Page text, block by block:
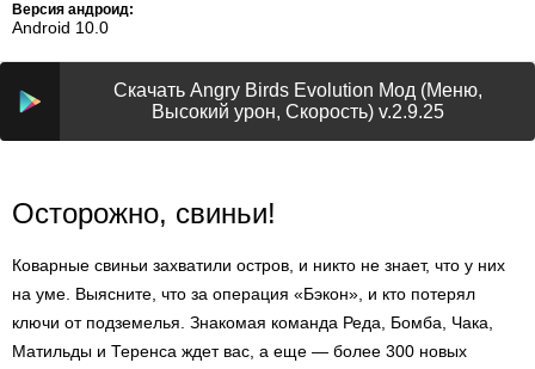
Версия андроид:
Android 10.0
Скачать Angry Birds Evolution Мод (Меню,
Высокий урон, Скорость) v.2.9.25
Осторожно, свиньи!
Коварные свиньи захватили остров, и никто не знает, что у них
на уме. Выясните, что за операция «Бэкон», и кто потерял
ключи от подземелья. Знакомая команда Реда, Бомба, Чака,
Матильды и Теренса ждет вас, а еще — более 300 новых